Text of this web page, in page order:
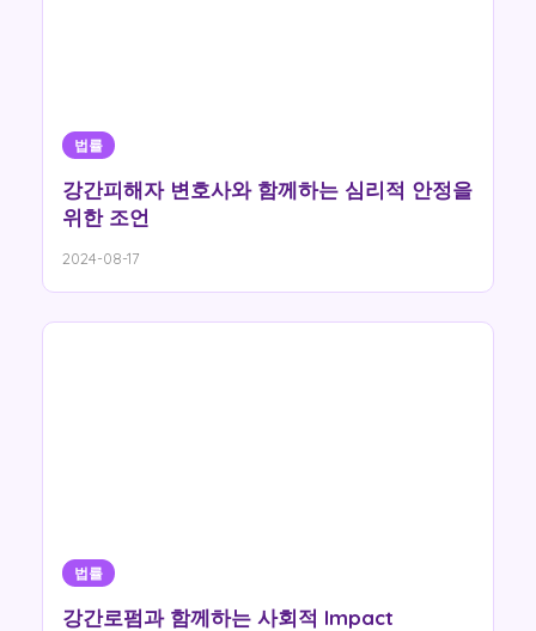
법률
강간피해자 변호사와 함께하는 심리적 안정을
위한 조언
2024-08-17
법률
강간로펌과 함께하는 사회적 Impact